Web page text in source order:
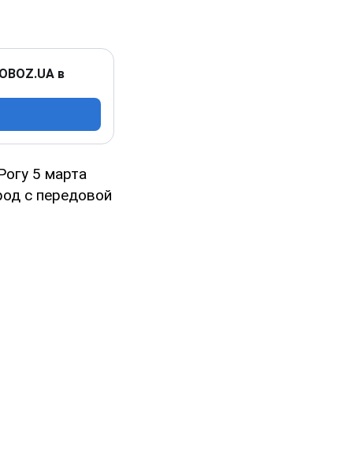
в
5 марта
с передовой